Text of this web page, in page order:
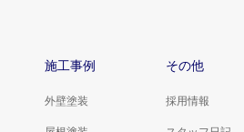
施工事例
外壁塗装
その他
採用情報